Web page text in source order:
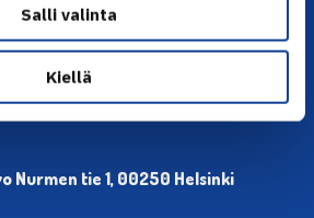
Salli valinta
Kiellä
Nurmen tie 1, 00250 Helsinki